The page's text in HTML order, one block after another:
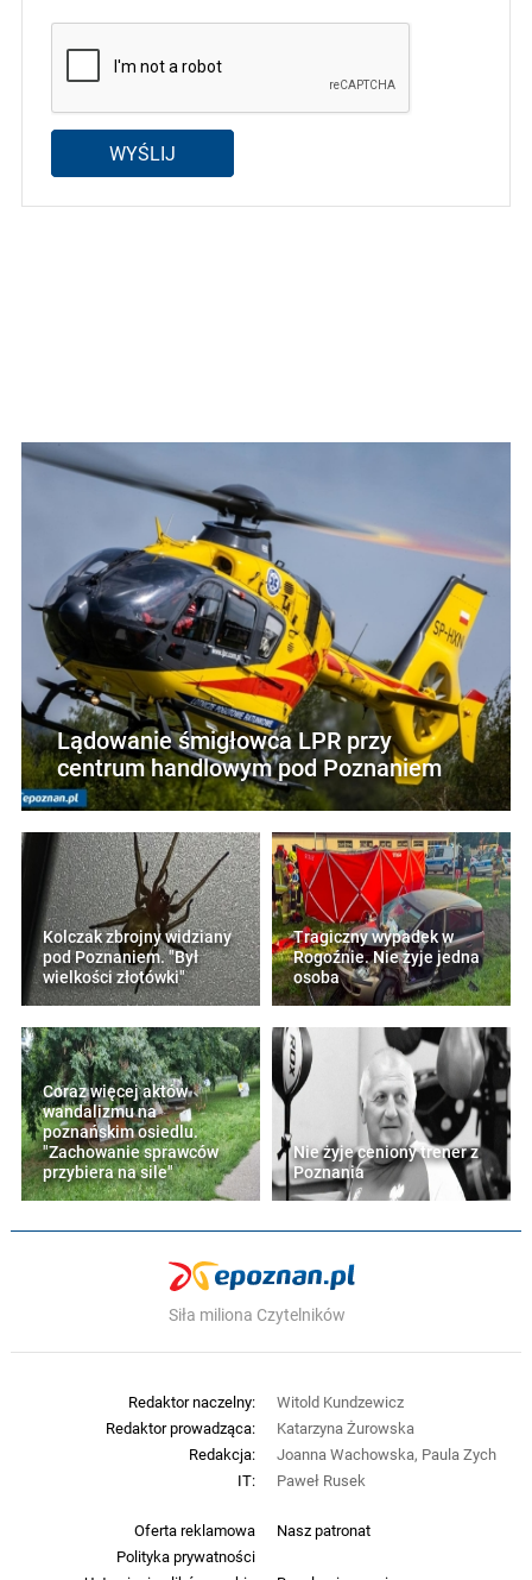
WYŚLIJ
Lądowanie śmigłowca LPR przy
centrum handlowym pod Poznaniem
Kolczak zbrojny widziany
pod Poznaniem. "Był
wielkości złotówki"
Tragiczny wypadek w
Rogoźnie. Nie żyje jedna
osoba
Coraz więcej aktów
wandalizmu na
poznańskim osiedlu.
"Zachowanie sprawców
przybiera na sile"
Nie żyje ceniony trener z
Poznania
Siła miliona Czytelników
Oferta reklamowa
Nasz patronat
Polityka prywatności
Redaktor naczelny:
Witold Kundzewicz
Redaktor prowadząca:
Katarzyna Żurowska
Redakcja:
Joanna Wachowska, Paula Zych
IT:
Paweł Rusek